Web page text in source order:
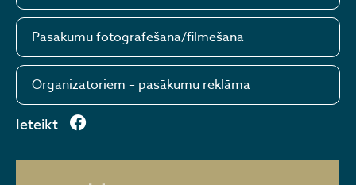
Pasākumu fotografēšana/filmēšana
Organizatoriem – pasākumu reklāma
Ieteikt